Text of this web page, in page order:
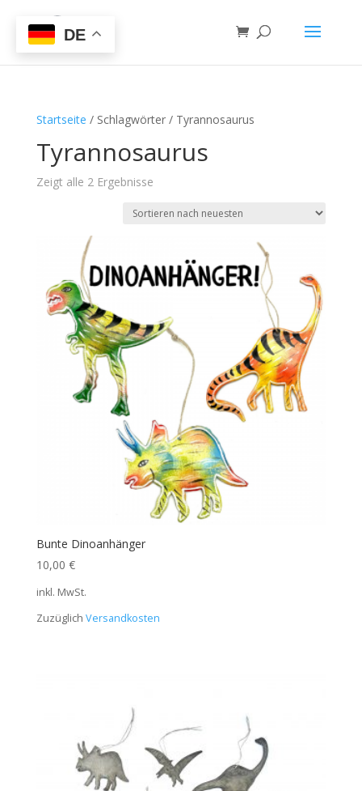
Startseite / Schlagwörter / Tyrannosaurus
Tyrannosaurus
Zeigt alle 2 Ergebnisse
Bunte Dinoanhänger
10,00 €
inkl. MwSt.
Zuzüglich Versandkosten
DE